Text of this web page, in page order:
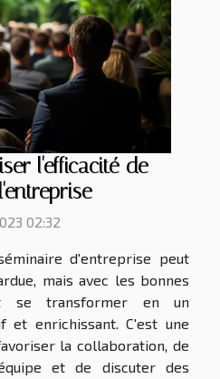
l'efficacité de
02:32
d'entreprise peut
mais avec les bonnes
se transformer en un
et enrichissant. C'est une
la collaboration, de
et de discuter des